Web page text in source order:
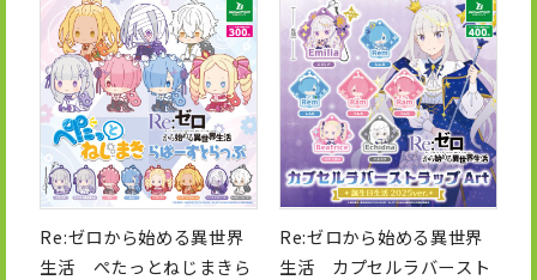
Re:ゼロから始める異世界
生活 ぺたっとねじまきら
Re:ゼロから始める異世界
生活 カプセルラバースト